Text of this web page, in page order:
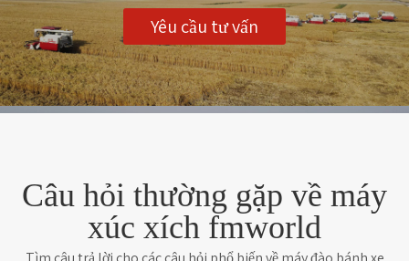
Yêu cầu tư vấn
Câu hỏi thường gặp về máy
xúc xích fmworld